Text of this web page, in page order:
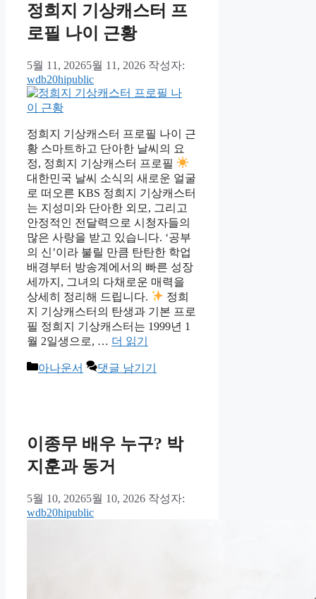
정희지 기상캐스터 프
로필 나이 근황
5월 11, 20265월 11, 2026 작성자:
wdb20hipublic
정희지 기상캐스터 프로필 나이 근
황 스마트하고 단아한 날씨의 요
정, 정희지 기상캐스터 프로필
대한민국 날씨 소식의 새로운 얼굴
로 떠오른 KBS 정희지 기상캐스터
는 지성미와 단아한 외모, 그리고
안정적인 전달력으로 시청자들의
많은 사랑을 받고 있습니다. ‘공부
의 신’이라 불릴 만큼 탄탄한 학업
배경부터 방송계에서의 빠른 성장
세까지, 그녀의 다채로운 매력을
상세히 정리해 드립니다.
정희
지 기상캐스터의 탄생과 기본 프로
필 정희지 기상캐스터는 1999년 1
월 2일생으로, … 더 읽기
카
아나운서 댓글 남기기
이종무 배우 누구? 박
지훈과 동거
5월 10, 20265월 10, 2026 작성자:
wdb20hipublic